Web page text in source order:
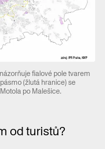
fialové pole tvarem
(žlutá hranice) se
po Malešice.
od turistů?